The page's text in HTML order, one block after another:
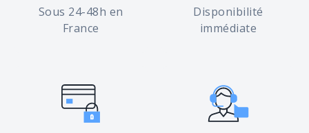
Sous 24-48h en
France
Disponibilité
immédiate